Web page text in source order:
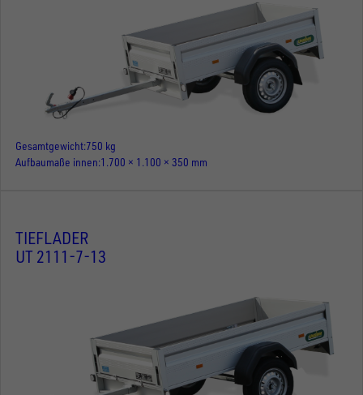
Gesamtgewicht 750 kg
Aufbaumaße innen 1.700 × 1.100 × 350 mm
TIEFLADER
UT 2111-7-13